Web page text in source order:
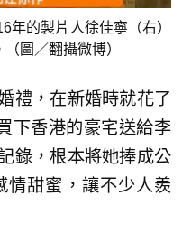
的製片人徐佳寧（右）
圖／翻攝微博）
禮，在新婚時就花了
下香港的豪宅送給李
錄，根本將她捧成公
情甜蜜，讓不少人羨